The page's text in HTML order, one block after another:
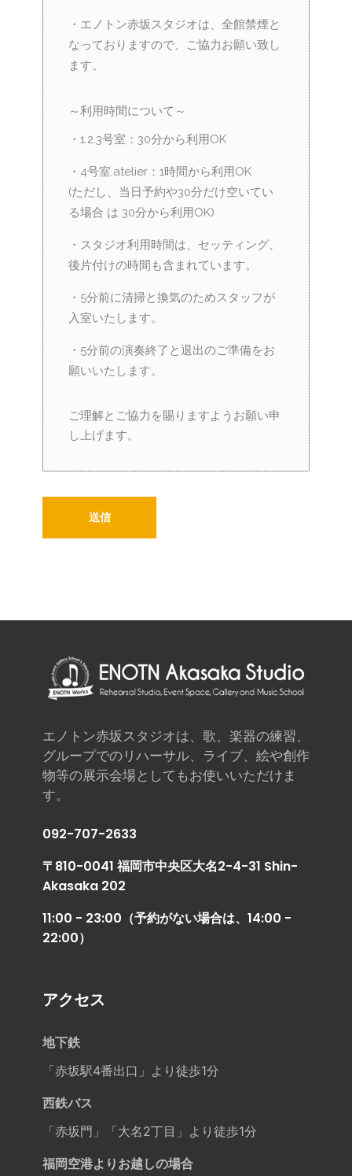
・エノトン赤坂スタジオは、全館禁煙と
なっておりますので、ご協力お願い致し
ます。
～利用時間について～
・1.2.3号室：30分から利用OK
・4号室.atelier：1時間から利用OK
(ただし、当日予約や30分だけ空いてい
る場合 は 30分から利用OK)
・スタジオ利用時間は、セッティング、
後片付けの時間も含まれています。
・5分前に清掃と換気のためスタッフが
入室いたします。
・5分前の演奏終了と退出のご準備をお
願いいたします。
ご理解とご協力を賜りますようお願い申
し上げます。
エノトン赤坂スタジオは、歌、楽器の練習、
グループでのリハーサル、ライブ、絵や創作
物等の展示会場としてもお使いいただけま
す。
092-707-2633
〒810-0041 福岡市中央区大名2-4-31 Shin-
Akasaka 202
11:00 - 23:00（予約がない場合は、14:00 -
22:00）
アクセス
地下鉄
「赤坂駅4番出口」より徒歩1分
西鉄バス
「赤坂門」「大名2丁目」より徒歩1分
福岡空港よりお越しの場合